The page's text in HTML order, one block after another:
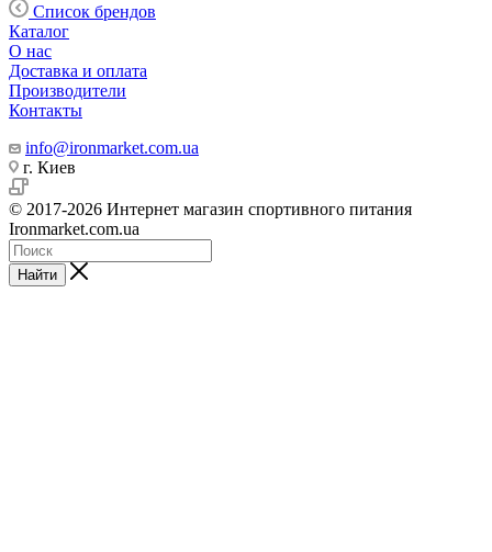
Список брендов
Каталог
О нас
Доставка и оплата
Производители
Контакты
info@ironmarket.com.ua
г. Киев
© 2017-2026 Интернет магазин спортивного питания
Ironmarket.com.ua
Найти